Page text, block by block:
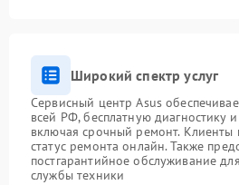
Широкий спектр услуг
Сервисный центр Asus
всей РФ, бесплатную диагностику
включая срочный ремонт. Клиенты
статус ремонта онлайн. Также
постгарантийное обслуживание
службы техники